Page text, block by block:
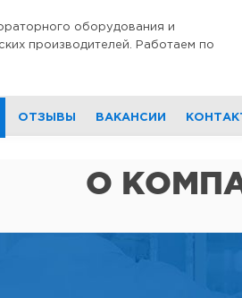
оборудования и
производителей. Работаем по
ОТЗЫВЫ ВАКАНСИИ
О